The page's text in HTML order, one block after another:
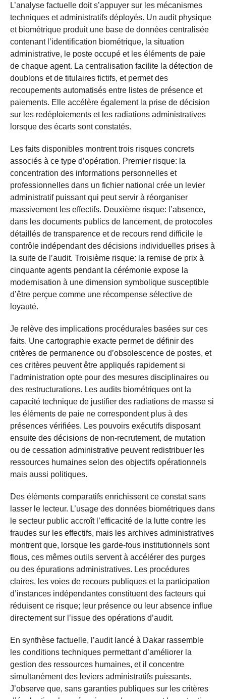
L’analyse factuelle doit s’appuyer sur les mécanismes
techniques et administratifs déployés. Un audit physique
et biométrique produit une base de données centralisée
contenant l’identification biométrique, la situation
administrative, le poste occupé et les éléments de paie
de chaque agent. La centralisation facilite la détection de
doublons et de titulaires fictifs, et permet des
recoupements automatisés entre listes de présence et
paiements. Elle accélère également la prise de décision
sur les redéploiements et les radiations administratives
lorsque des écarts sont constatés.
Les faits disponibles montrent trois risques concrets
associés à ce type d’opération. Premier risque: la
concentration des informations personnelles et
professionnelles dans un fichier national crée un levier
administratif puissant qui peut servir à réorganiser
massivement les effectifs. Deuxième risque: l’absence,
dans les documents publics de lancement, de protocoles
détaillés de transparence et de recours rend difficile le
contrôle indépendant des décisions individuelles prises à
la suite de l’audit. Troisième risque: la remise de prix à
cinquante agents pendant la cérémonie expose la
modernisation à une dimension symbolique susceptible
d’être perçue comme une récompense sélective de
loyauté.
Je relève des implications procédurales basées sur ces
faits. Une cartographie exacte permet de définir des
critères de permanence ou d’obsolescence de postes, et
ces critères peuvent être appliqués rapidement si
l’administration opte pour des mesures disciplinaires ou
des restructurations. Les audits biométriques ont la
capacité technique de justifier des radiations de masse si
les éléments de paie ne correspondent plus à des
présences vérifiées. Les pouvoirs exécutifs disposant
ensuite des décisions de non-recrutement, de mutation
ou de cessation administrative peuvent redistribuer les
ressources humaines selon des objectifs opérationnels
mais aussi politiques.
Des éléments comparatifs enrichissent ce constat sans
lasser le lecteur. L’usage des données biométriques dans
le secteur public accroît l’efficacité de la lutte contre les
fraudes sur les effectifs, mais les archives administratives
montrent que, lorsque les garde-fous institutionnels sont
flous, ces mêmes outils servent à accélérer des purges
ou des épurations administratives. Les procédures
claires, les voies de recours publiques et la participation
d’instances indépendantes constituent des facteurs qui
réduisent ce risque; leur présence ou leur absence influe
directement sur l’issue des opérations d’audit.
En synthèse factuelle, l’audit lancé à Dakar rassemble
les conditions techniques permettant d’améliorer la
gestion des ressources humaines, et il concentre
simultanément des leviers administratifs puissants.
J’observe que, sans garanties publiques sur les critères